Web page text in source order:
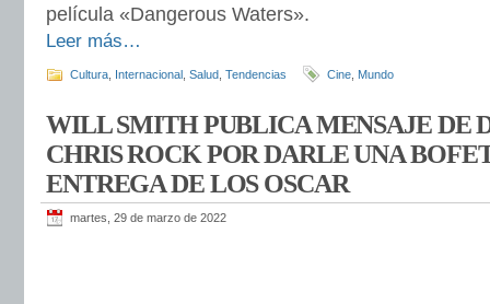
película «Dangerous Waters».
Leer más…
Cultura Internacional Salud Tendencias Cine Mundo
WILL SMITH PUBLICA MENSAJE DE
CHRIS ROCK POR DARLE UNA
ENTREGA DE LOS OSCAR
martes, 29 de marzo de 2022